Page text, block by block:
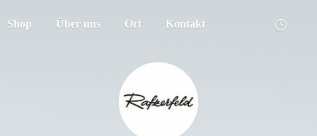
Shop Über uns Ort Kontakt